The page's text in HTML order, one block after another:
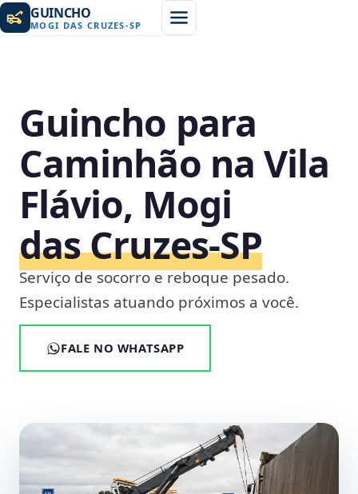
GUINCHO
MOGI DAS CRUZES-SP
Guincho para
Caminhão na Vila
Flávio, Mogi
das Cruzes‑SP
Serviço de socorro e reboque pesado.
Especialistas atuando próximos a você.
FALE NO WHATSAPP